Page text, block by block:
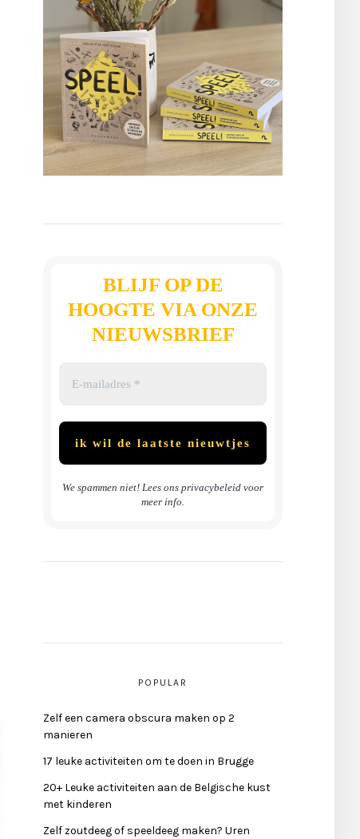
BLIJF OP DE
HOOGTE VIA ONZE
NIEUWSBRIEF
We spammen niet! Lees ons privacybeleid voor
meer info.
POPULAR
Zelf een camera obscura maken op 2
manieren
17 leuke activiteiten om te doen in Brugge
20+ Leuke activiteiten aan de Belgische kust
met kinderen
Zelf zoutdeeg of speeldeeg maken? Uren